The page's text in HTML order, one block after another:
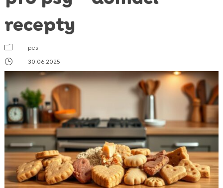
recepty
m
pes
}
30.06.2025